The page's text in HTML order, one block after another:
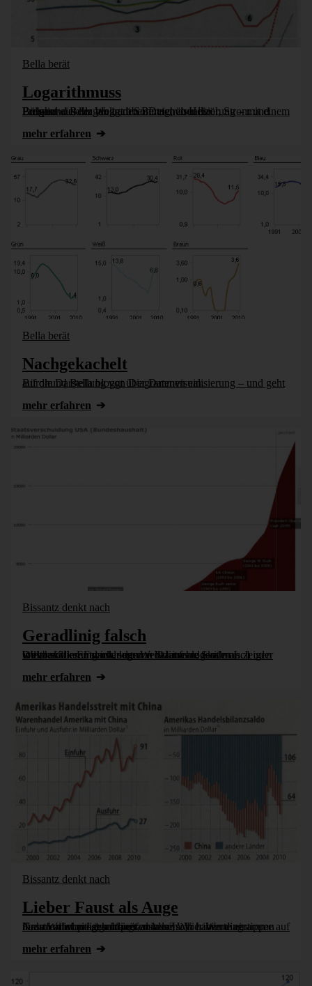
Bella berät
Logarithmuss
Bürohund Bella bloggt über Datenvisualisierung – mit einem Beispiel aus der Welt am Sonntag, über die Preisentwicklungen in den Bereichen Heizöl, Strom und Erdgas.
mehr erfahren
Bella berät
Nachgekachelt
Bürohund Bella bloggt über Datenvisualisierung – und geht auf die Darstellung von Diagrammen ein.
mehr erfahren
Bissantz denkt nach
Geradlinig falsch
Ob man die Entwicklung von Staatschulden, Weltbevölkerung oder des Weltklimas logarithmisch oder linear skalieren muss, komme darauf an, was man zeigen will, heißt es. Falsch, sagen wir. Lineare Skalen [...]
mehr erfahren
Bissantz denkt nach
Lieber Faust als Auge
Nase voll von Lügendiagrammen? Wir haben eine Faustformel programmiert, mit der sich Liniendiagramme auf ihren Wahrheitsgehalt prüfen lassen. Vier Werte eintippen und man ist meist schlauer als der [...]
mehr erfahren